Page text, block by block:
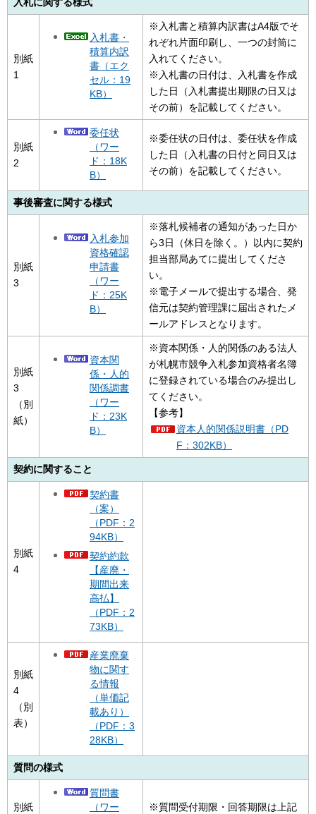
入札に関する様式
別紙
1
入札書・
積算内訳
書（エク
セル：19
KB）
※入札書と積算内訳書はA4版でそ
れぞれ片面印刷し、一つの封筒に
入れてください。
※入札書の日付は、入札書を作成
した日（入札書提出期限の日又は
その前）を記載してください。
別紙
2
委任状
（ワー
ド：18K
B）
※委任状の日付は、委任状を作成
した日（入札書の日付と同日又は
その前）を記載してください。
事後審査に関する様式
別紙
3
入札参加
資格確認
申請書
（ワー
ド：25K
B）
※落札候補者の通知があった日か
ら3日（休日を除く。）以内に契約
担当部局あてに提出してくださ
い。
※電子メールで提出する場合、発
信元は契約管理課に届出されたメ
ールアドレスとなります。
別紙
3
（別
紙）
資本関
係・人的
関係調書
（ワー
ド：23K
B）
※資本関係・人的関係のある法人
が札幌市競争入札参加資格者名簿
に登録されている場合のみ提出し
てください。
【参考】
資本人的関係説明書（PD
F：302KB）
契約に関すること
別紙
4
契約書
（案）
（PDF：2
94KB）
契約約款
【産廃・
期間出来
高払】
（PDF：2
73KB）
別紙
4
（別
表）
産業廃棄
物に関す
る情報
（単価記
載あり）
（PDF：3
28KB）
質問の様式
別紙
質問書
（ワー
※質問受付期限・回答期限は上記